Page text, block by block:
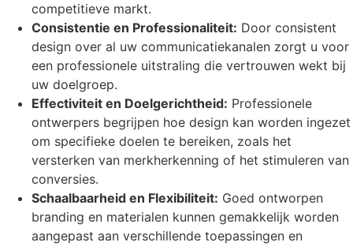
competitieve markt.
Consistentie en Professionaliteit: Door consistent
design over al uw communicatiekanalen zorgt u voor
een professionele uitstraling die vertrouwen wekt bij
uw doelgroep.
Effectiviteit en Doelgerichtheid: Professionele
ontwerpers begrijpen hoe design kan worden ingezet
om specifieke doelen te bereiken, zoals het
versterken van merkherkenning of het stimuleren van
conversies.
Schaalbaarheid en Flexibiliteit: Goed ontworpen
branding en materialen kunnen gemakkelijk worden
aangepast aan verschillende toepassingen en